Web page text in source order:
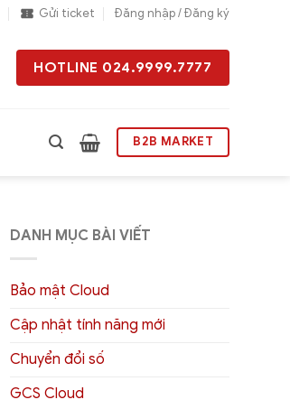
Gửi ticket Đăng nhập / Đăng ký
HOTLINE 024.9999.7777
B2B MARKET
DANH MỤC BÀI VIẾT
Bảo mật Cloud
Cập nhật tính năng mới
Chuyển đổi số
GCS Cloud